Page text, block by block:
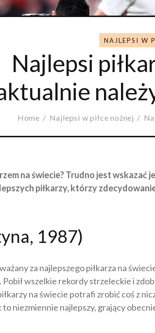
NAJLEPSI W
Najlepsi
Home Najlepsi w piłce nożnej
na świecie? Trudno jest
piłkarzy, którzy
1987)
za najlepszego piłkarza na
Pobił wszelkie rekordy strzeleckie i
na świecie potrafi zrobić coś z
niezmiennie najlepszy, grający